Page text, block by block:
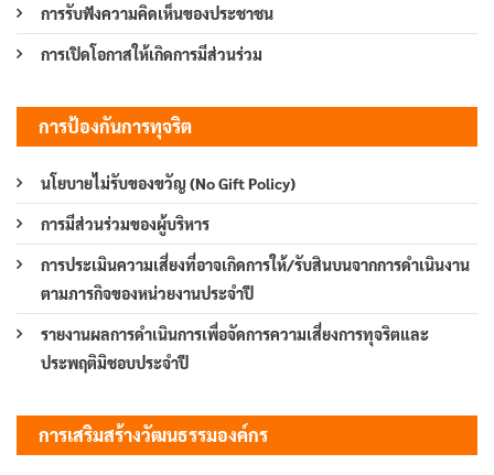
การรับฟังความคิดเห็นของประชาชน
การเปิดโอกาสให้เกิดการมีส่วนร่วม
การป้องกันการทุจริต
นโยบายไม่รับของขวัญ (No Gift Policy)
การมีส่วนร่วมของผู้บริหาร
การประเมินความเสี่ยงที่อาจเกิดการให้/รับสินบนจากการดำเนินงาน
ตามภารกิจของหน่วยงานประจำปี
รายงานผลการดำเนินการเพื่อจัดการความเสี่ยงการทุจริตและ
ประพฤติมิชอบประจำปี
การเสริมสร้างวัฒนธรรมองค์กร